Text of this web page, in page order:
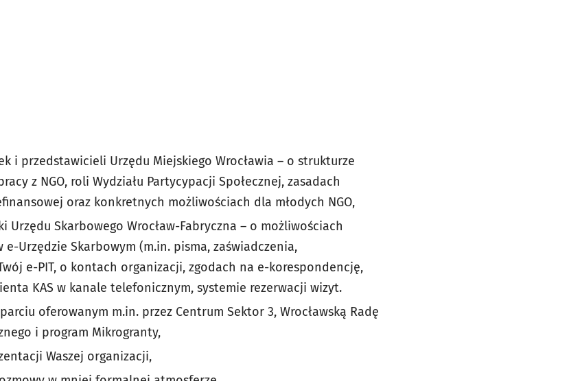
i przedstawicieli Urzędu Miejskiego Wrocławia – o strukturze
z NGO, roli Wydziału Partycypacji Społecznej, zasadach
oraz konkretnych możliwościach dla młodych NGO,
Skarbowego Wrocław-Fabryczna – o możliwościach
Urzędzie Skarbowym (m.in. pisma, zaświadczenia,
e-PIT, o kontach organizacji, zgodach na e-korespondencję,
KAS w kanale telefonicznym, systemie rezerwacji wizyt.
oferowanym m.in. przez Centrum Sektor 3, Wrocławską Radę
i program Mikrogranty,
Waszej organizacji,